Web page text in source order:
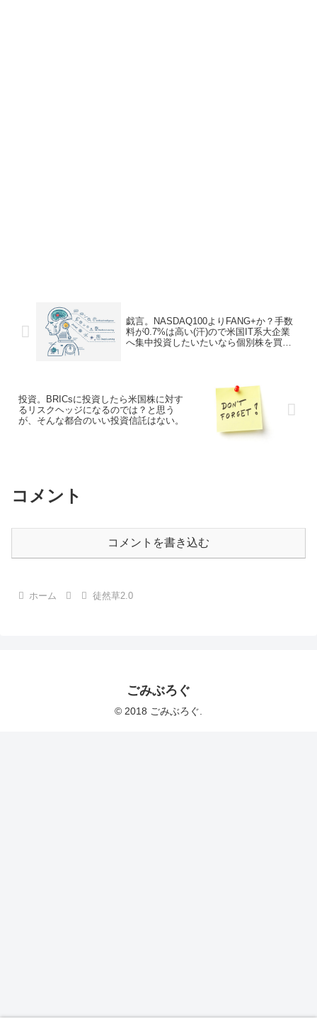
戯言。NASDAQ100よりFANG+か？手数
料が0.7%は高い(汗)ので米国IT系大企業
へ集中投資したいたいなら個別株を買え
投資。BRICsに投資したら米国株に対す
るリスクヘッジになるのでは？と思う
が、そんな都合のいい投資信託はない。
コメント
コメントを書き込む
ホーム 徒然草2.0
ごみぶろぐ
© 2018 ごみぶろぐ.